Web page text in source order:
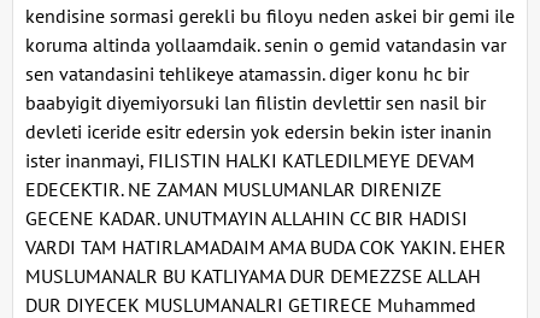
kendisine sormasi gerekli bu filoyu neden askei bir gemi ile
koruma altinda yollaamdaik. senin o gemid vatandasin var
sen vatandasini tehlikeye atamassin. diger konu hc bir
baabyigit diyemiyorsuki lan filistin devlettir sen nasil bir
devleti iceride esitr edersin yok edersin bekin ister inanin
ister inanmayi, FILISTIN HALKI KATLEDILMEYE DEVAM
EDECEKTIR. NE ZAMAN MUSLUMANLAR DIRENIZE
GECENE KADAR. UNUTMAYIN ALLAHIN CC BIR HADISI
VARDI TAM HATIRLAMADAIM AMA BUDA COK YAKIN. EHER
MUSLUMANALR BU KATLIYAMA DUR DEMEZZSE ALLAH
DUR DIYECEK MUSLUMANALRI GETIRECE Muhammed